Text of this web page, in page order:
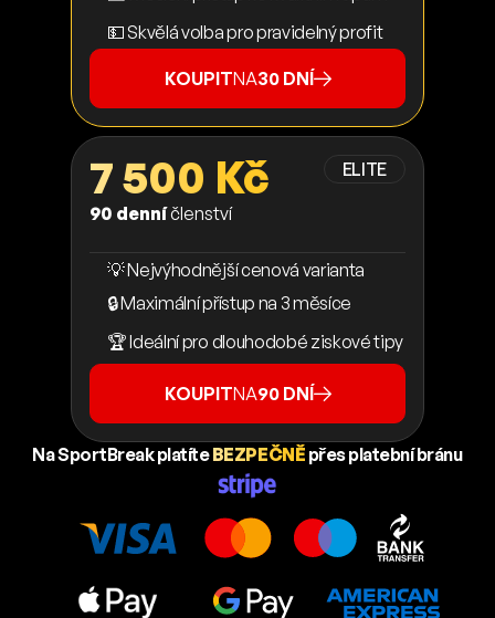
💵 Skvělá volba pro pravidelný profit
KOUPITNA30 DNÍ
ELITE
7 500 Kč
90 denníčlenství
💡 Nejvýhodnější cenová varianta
🔒 Maximální přístup na 3 měsíce
🏆 Ideální pro dlouhodobé ziskové tipy
KOUPITNA90 DNÍ
Na SportBreak platíteBEZPEČNĚ přes platební bránu